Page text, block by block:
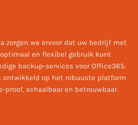
zorgen we ervoor dat uw bedrijf met
en flexibel gebruik kunt
backup-services voor Office365.
ontwikkeld op het robuuste platform
proof, schaalbaar en betrouwbaar.